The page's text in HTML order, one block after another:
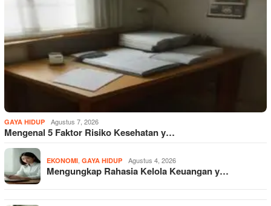
GAYA HIDUP Agustus 7, 2026
Mengenal 5 Faktor Risiko Kesehatan y…
EKONOMI GAYA HIDUP Agustus 4, 2026
Mengungkap Rahasia Kelola Keuangan y…